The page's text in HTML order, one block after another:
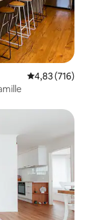
Évaluation
4,83 (716)